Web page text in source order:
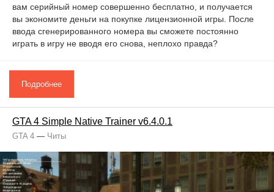
вам серийный номер совершенно бесплатно, и получается
вы экономите деньги на покупке лицензионной игры. После
ввода сгенерированного номера вы сможете постоянно
играть в игру не вводя его снова, неплохо правда?
Подробнее
GTA 4 Simple Native Trainer v6.4.0.1
GTA 4 — Читы